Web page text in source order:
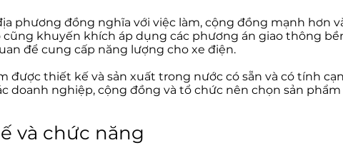
phương đồng nghĩa với việc làm, cộng đồng mạnh hơn
cũng khuyến khích áp dụng các phương án giao thông
để cung cấp năng lượng cho xe điện.
được thiết kế và sản xuất trong nước có sẵn và có tính
doanh nghiệp, cộng đồng và tổ chức nên chọn sản phẩm
và chức năng